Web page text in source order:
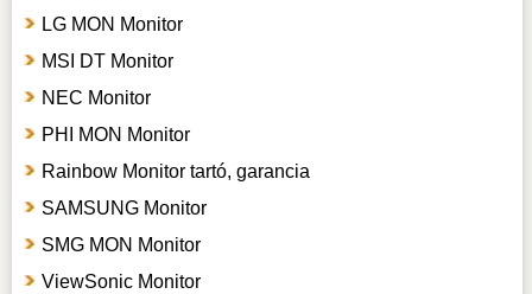
LG MON Monitor
MSI DT Monitor
NEC Monitor
PHI MON Monitor
Rainbow Monitor tartó, garancia
SAMSUNG Monitor
SMG MON Monitor
ViewSonic Monitor